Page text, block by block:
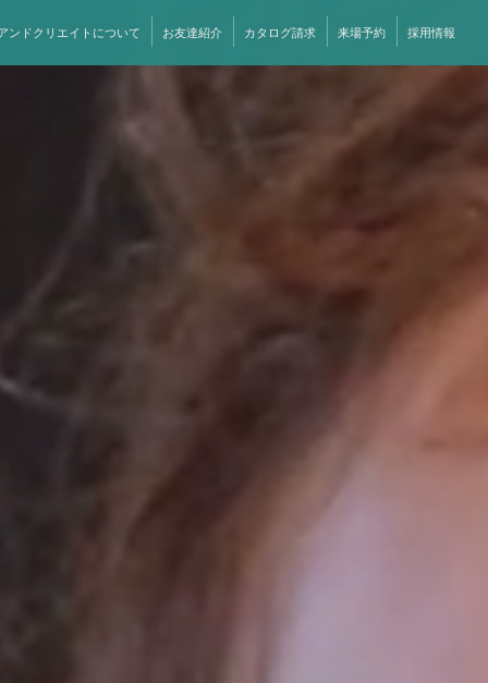
ンドクリエイトについて お友達紹介 カタログ請求 来場予約 採用情報